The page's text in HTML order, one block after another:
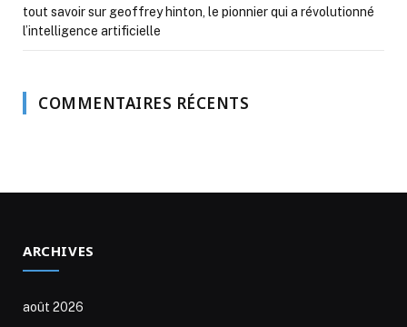
tout savoir sur geoffrey hinton, le pionnier qui a révolutionné
l’intelligence artificielle
COMMENTAIRES RÉCENTS
ARCHIVES
août 2026